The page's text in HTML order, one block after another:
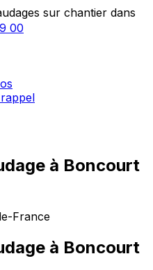
sur chantier dans
00
à Boncourt
France
à Boncourt